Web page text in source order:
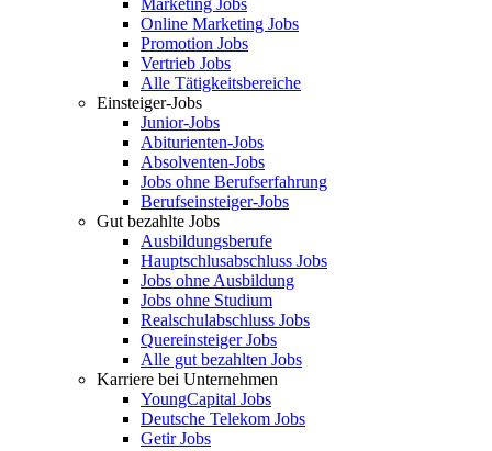
Marketing Jobs
Online Marketing Jobs
Promotion Jobs
Vertrieb Jobs
Alle Tätigkeitsbereiche
Einsteiger-Jobs
Junior-Jobs
Abiturienten-Jobs
Absolventen-Jobs
Jobs ohne Berufserfahrung
Berufseinsteiger-Jobs
Gut bezahlte Jobs
Ausbildungsberufe
Hauptschlusabschluss Jobs
Jobs ohne Ausbildung
Jobs ohne Studium
Realschulabschluss Jobs
Quereinsteiger Jobs
Alle gut bezahlten Jobs
Karriere bei Unternehmen
YoungCapital Jobs
Deutsche Telekom Jobs
Getir Jobs